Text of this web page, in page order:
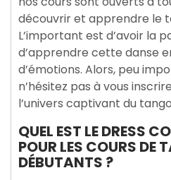
découvrir et apprendre le
L’important est d’avoir la
d’apprendre cette danse
d’émotions. Alors, peu
n’hésitez pas à vous
l’univers captivant du
QUEL EST LE DRESS
POUR LES COURS DE
DÉBUTANTS ?